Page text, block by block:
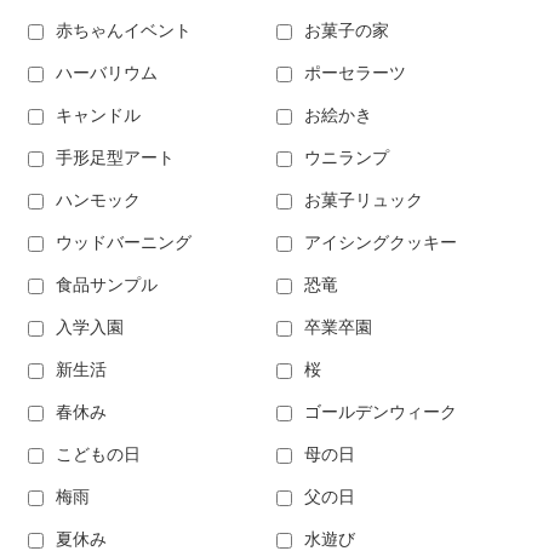
赤ちゃんイベント お菓子の家
ハーバリウム ポーセラーツ
キャンドル お絵かき
手形足型アート ウニランプ
ハンモック お菓子リュック
ウッドバーニング アイシングクッキー
食品サンプル 恐竜
入学入園 卒業卒園
新生活 桜
春休み ゴールデンウィーク
こどもの日 母の日
梅雨 父の日
夏休み 水遊び